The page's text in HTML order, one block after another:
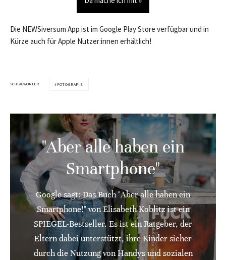
Die NEWSiversum App ist im Google Play Store verfügbar und in
Kürze auch für Apple Nutzer:innen erhältlich!
SCHLAGWÖRTER FOTOGRAFIE
"Aber alle haben ein
Smartphone"
Google sagt: Das Buch "Aber alle haben ein
Smartphone!" von Elisabeth Koblitz ist ein
SPIEGEL-Bestseller. Es ist ein Ratgeber, der
Eltern dabei unterstützt, ihre Kinder sicher
durch die Nutzung von Handys und sozialen